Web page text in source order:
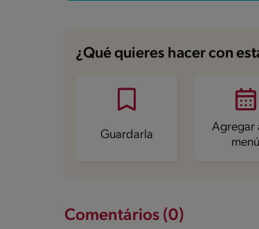
¿Qué quieres hacer con
Guardarla
Agregar
menú
Comentários (0)